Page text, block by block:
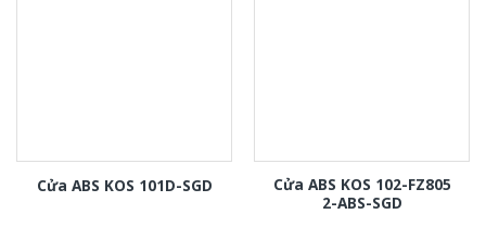
Cửa ABS KOS 101D-SGD
Cửa ABS KOS 102-FZ805
2-ABS-SGD